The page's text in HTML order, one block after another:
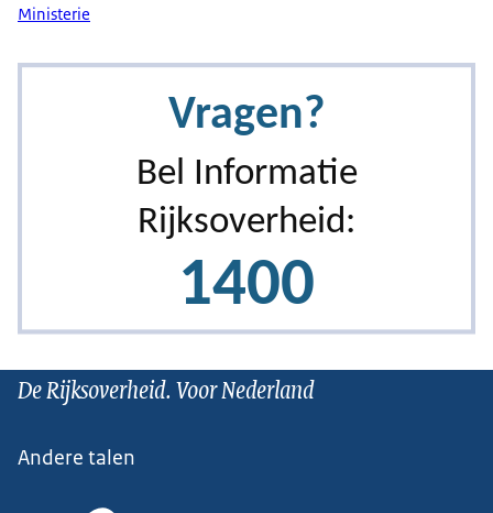
Ministerie
De Rijksoverheid. Voor Nederland
Andere talen